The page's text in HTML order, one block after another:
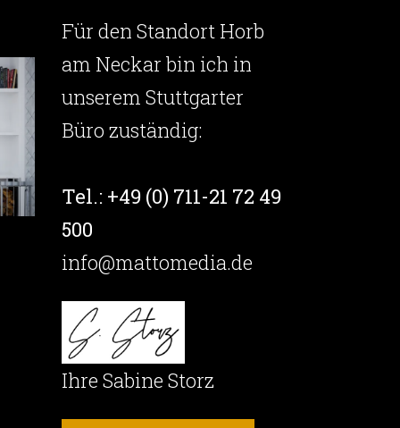
Für den Standort Horb
am Neckar bin ich in
unserem Stuttgarter
Büro zuständig:
Tel.: +49 (0) 711-21 72 49
500
info@mattomedia.de
Ihre Sabine Storz